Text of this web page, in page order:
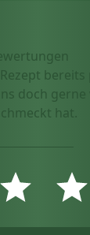
bereits
doch gerne
hat.